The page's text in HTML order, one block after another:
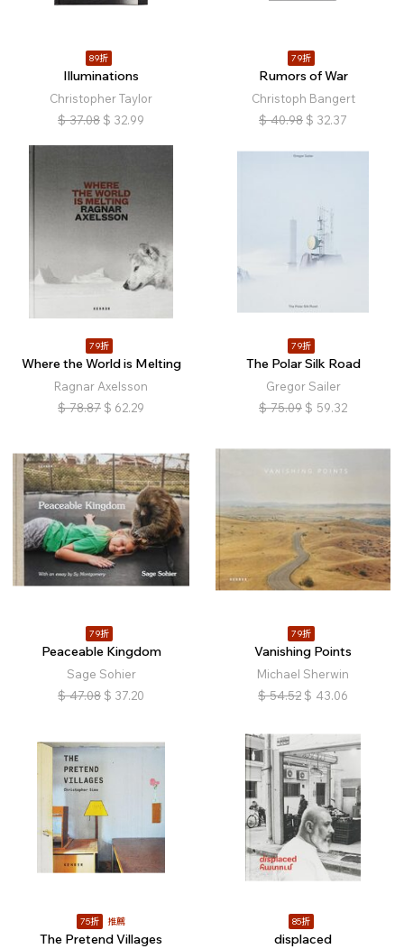
89折
Illuminations
Christopher Taylor
$ 37.08 $ 32.99
79折
Rumors of War
Christoph Bangert
$ 40.98 $ 32.37
79折
Where the World is Melting
Ragnar Axelsson
$ 78.87 $ 62.29
79折
The Polar Silk Road
Gregor Sailer
$ 75.09 $ 59.32
79折
Peaceable Kingdom
Sage Sohier
$ 47.08 $ 37.20
79折
Vanishing Points
Michael Sherwin
$ 54.52 $ 43.06
75折 推薦
The Pretend Villages
85折
displaced